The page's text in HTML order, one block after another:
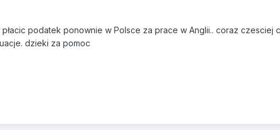
płacic podatek ponownie w Polsce za prace w Anglii.. coraz czesciej
dzieki za pomoc